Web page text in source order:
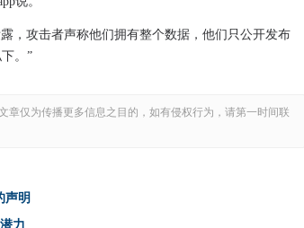
数字硬件框架
点特征
，攻击者声称他们拥有整个数据，他们只公开发布
。”
章仅为传播更多信息之目的，如有侵权行为，请第一时间联
声明
力